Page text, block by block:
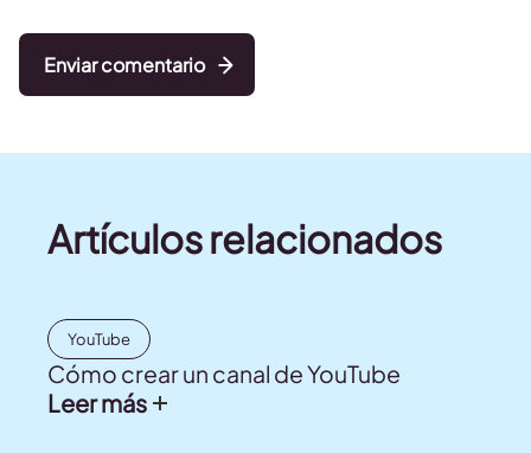
Enviar comentario
Artículos relacionados
YouTube
Cómo crear un canal de YouTube
Leer más